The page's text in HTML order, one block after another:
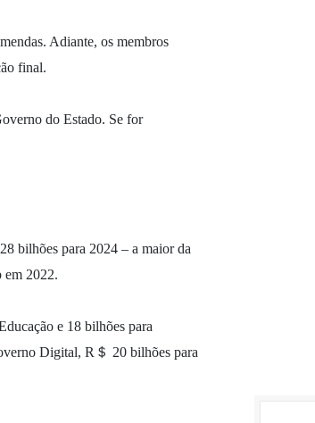
Adiante, os membros
final.
do Estado. Se for
bilhões para 2024 – a maior da
em 2022.
e 18 bilhões para
Digital, R＄ 20 bilhões para